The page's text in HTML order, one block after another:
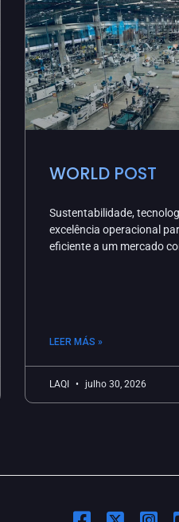
WORLD POST
Sustentabilidade,
excelência operacional
eficiente a um mercado
LEER MÁS »
LAQI julho 30, 2026